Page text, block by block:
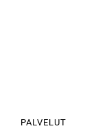
PALVELUT